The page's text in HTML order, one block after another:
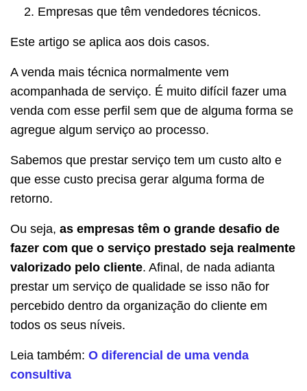
Empresas que têm vendedores técnicos.
Este artigo se aplica aos dois casos.
A venda mais técnica normalmente vem
acompanhada de serviço. É muito difícil fazer uma
venda com esse perfil sem que de alguma forma se
agregue algum serviço ao processo.
Sabemos que prestar serviço tem um custo alto e
que esse custo precisa gerar alguma forma de
retorno.
Ou seja, as empresas têm o grande desafio de
fazer com que o serviço prestado seja realmente
valorizado pelo cliente. Afinal, de nada adianta
prestar um serviço de qualidade se isso não for
percebido dentro da organização do cliente em
todos os seus níveis.
Leia também: O diferencial de uma venda
consultiva